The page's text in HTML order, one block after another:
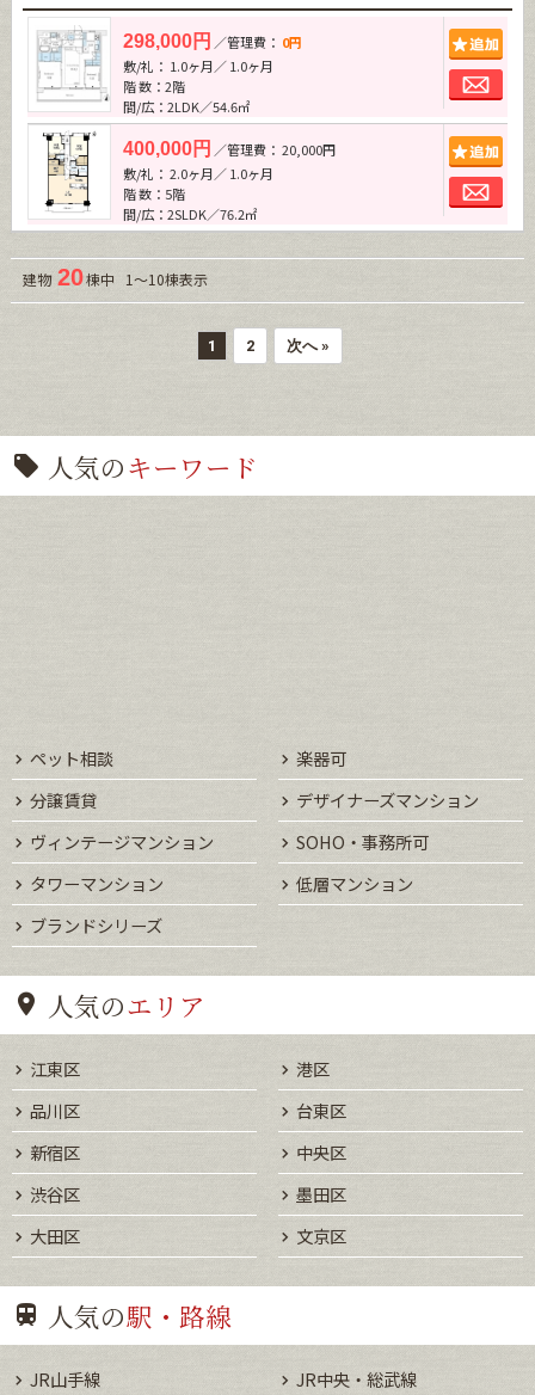
298,000円 ／管理費： 0円
敷/礼： 1.0ヶ月／ 1.0ヶ月
階 数：2階
間/広：2LDK／54.6㎡
400,000円 ／管理費： 20,000円
敷/礼： 2.0ヶ月／ 1.0ヶ月
階 数：5階
間/広：2SLDK／76.2㎡
建物 20棟中 1～10棟表示
1 2 次へ »
人気のキーワード
ペット相談
楽器可
分譲賃貸
デザイナーズマンション
ヴィンテージマンション
SOHO・事務所可
タワーマンション
低層マンション
ブランドシリーズ
人気のエリア
江東区
港区
品川区
台東区
新宿区
中央区
渋谷区
墨田区
大田区
文京区
人気の駅・路線
JR山手線
JR中央・総武線